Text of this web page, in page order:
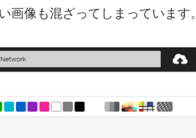
像も混ざってしまっています。